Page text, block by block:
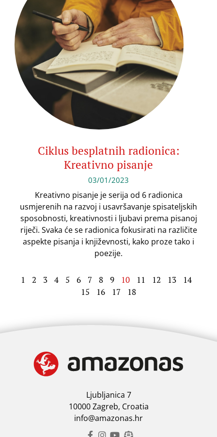
Ciklus besplatnih radionica:
Kreativno pisanje
03/01/2023
Kreativno pisanje je serija od 6 radionica
usmjerenih na razvoj i usavršavanje spisateljskih
sposobnosti, kreativnosti i ljubavi prema pisanoj
riječi. Svaka će se radionica fokusirati na različite
aspekte pisanja i književnosti, kako proze tako i
poezije.
1 2 3 4 5 6 7 8 9 10 11 12 13
14
15
16 17 18
Ljubljanica 7
10000 Zagreb, Croatia
info@amazonas.hr